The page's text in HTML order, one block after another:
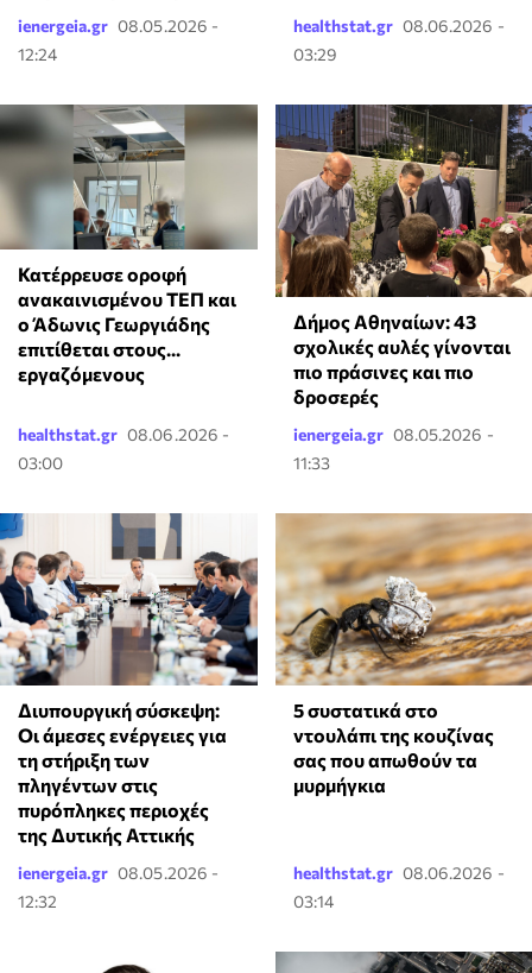
ienergeia.gr 08.05.2026 -
12:24
healthstat.gr 08.06.2026 -
03:29
Κατέρρευσε οροφή
ανακαινισμένου ΤΕΠ και
ο Άδωνις Γεωργιάδης
επιτίθεται στους...
εργαζόμενους
healthstat.gr 08.06.2026 -
03:00
Δήμος Αθηναίων: 43
σχολικές αυλές γίνονται
πιο πράσινες και πιο
δροσερές
ienergeia.gr 08.05.2026 -
11:33
Διυπουργική σύσκεψη:
Οι άμεσες ενέργειες για
τη στήριξη των
πληγέντων στις
πυρόπληκες περιοχές
της Δυτικής Αττικής
ienergeia.gr 08.05.2026 -
12:32
⁠5 συστατικά στο
ντουλάπι της κουζίνας
σας που απωθούν τα
μυρμήγκια
healthstat.gr 08.06.2026 -
03:14